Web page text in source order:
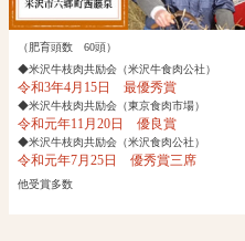
（肥育頭数 60頭）
◆米沢牛枝肉共励会（米沢牛食肉公社）
令和3年4月15日 最優秀賞
◆米沢牛枝肉共励会（東京食肉市場）
令和元年11月20日 優良賞
◆米沢牛枝肉共励会（米沢食肉公社）
令和元年7月25日 優秀賞三席
他受賞多数